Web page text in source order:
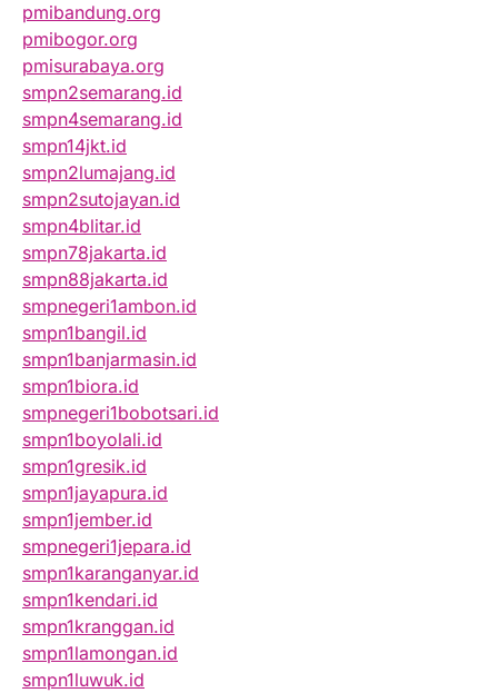
pmibandung.org
pmibogor.org
pmisurabaya.org
smpn2semarang.id
smpn4semarang.id
smpn14jkt.id
smpn2lumajang.id
smpn2sutojayan.id
smpn4blitar.id
smpn78jakarta.id
smpn88jakarta.id
smpnegeri1ambon.id
smpn1bangil.id
smpn1banjarmasin.id
smpn1biora.id
smpnegeri1bobotsari.id
smpn1boyolali.id
smpn1gresik.id
smpn1jayapura.id
smpn1jember.id
smpnegeri1jepara.id
smpn1karanganyar.id
smpn1kendari.id
smpn1kranggan.id
smpn1lamongan.id
smpn1luwuk.id